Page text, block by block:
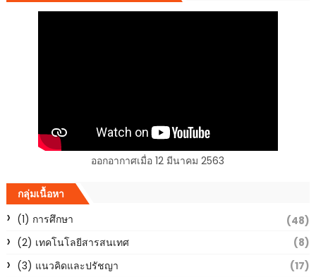
ออกอากาศเมื่อ 12 มีนาคม 2563
กลุ่มเนื้อหา
(1) การศึกษา
(48)
(2) เทคโนโลยีสารสนเทศ
(8)
(3) แนวคิดและปรัชญา
(17)